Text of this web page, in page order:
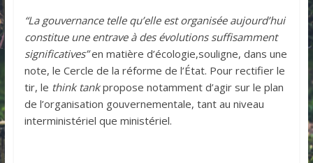
“La gouvernance telle qu’elle est organisée aujourd’hui
constitue une entrave à des évolutions suffisamment
significatives”en matière d’écologie,souligne, dans une
note, le Cercle de la réforme de l’État. Pour rectifier le
tir, le think tankpropose notamment d’agir sur le plan
de l’organisation gouvernementale, tant au niveau
interministériel que ministériel.